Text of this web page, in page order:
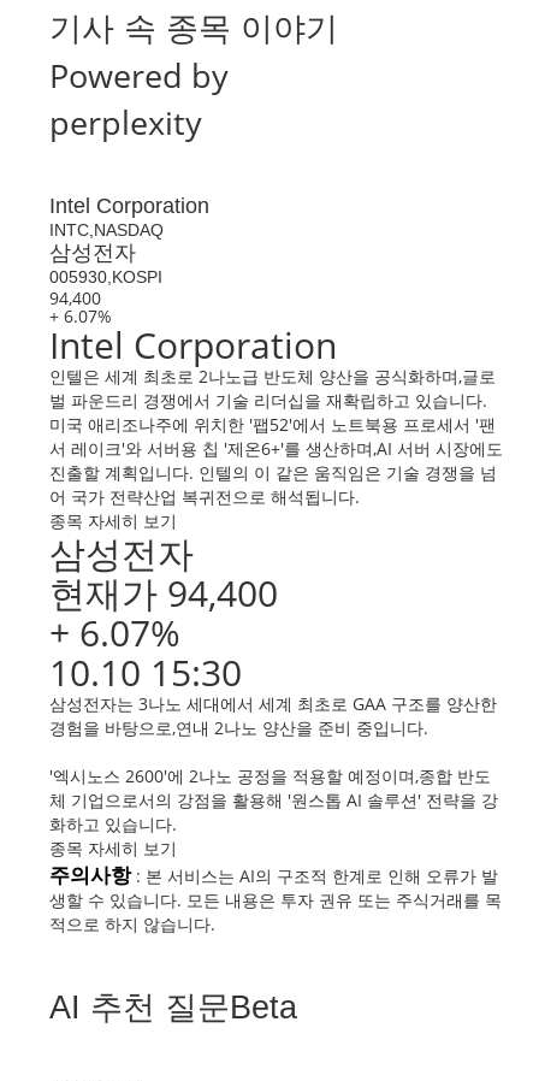
기사 속 종목 이야기
Powered by
perplexity
Intel Corporation
INTC,NASDAQ
삼성전자
005930,KOSPI
94,400
+ 6.07%
Intel Corporation
인텔은 세계 최초로 2나노급 반도체 양산을 공식화하며,글로
벌 파운드리 경쟁에서 기술 리더십을 재확립하고 있습니다.
미국 애리조나주에 위치한 '팹52'에서 노트북용 프로세서 '팬
서 레이크'와 서버용 칩 '제온6+'를 생산하며,AI 서버 시장에도
진출할 계획입니다. 인텔의 이 같은 움직임은 기술 경쟁을 넘
어 국가 전략산업 복귀전으로 해석됩니다.
종목 자세히 보기
삼성전자
현재가 94,400
+ 6.07%
10.10 15:30
삼성전자는 3나노 세대에서 세계 최초로 GAA 구조를 양산한
경험을 바탕으로,연내 2나노 양산을 준비 중입니다.
'엑시노스 2600'에 2나노 공정을 적용할 예정이며,종합 반도
체 기업으로서의 강점을 활용해 '원스톱 AI 솔루션' 전략을 강
화하고 있습니다.
종목 자세히 보기
주의사항: 본 서비스는 AI의 구조적 한계로 인해 오류가 발
생할 수 있습니다. 모든 내용은 투자 권유 또는 주식거래를 목
적으로 하지 않습니다.
AI 추천 질문Beta